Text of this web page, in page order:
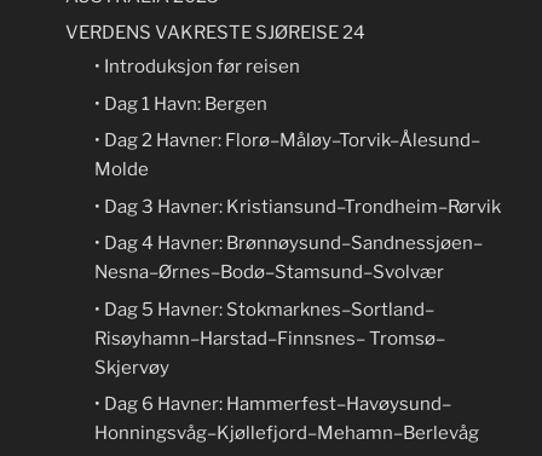
VERDENS VAKRESTE SJØREISE 24
• Introduksjon før reisen
• Dag 1 Havn: Bergen
• Dag 2 Havner: Florø–Måløy–Torvik–Ålesund–
Molde
• Dag 3 Havner: Kristiansund–Trondheim–Rørvik
• Dag 4 Havner: Brønnøysund–Sandnessjøen–
Nesna–Ørnes–Bodø–Stamsund–Svolvær
• Dag 5 Havner: Stokmarknes–Sortland–
Risøyhamn–Harstad–Finnsnes– Tromsø–
Skjervøy
• Dag 6 Havner: Hammerfest–Havøysund–
Honningsvåg–Kjøllefjord–Mehamn–Berlevåg